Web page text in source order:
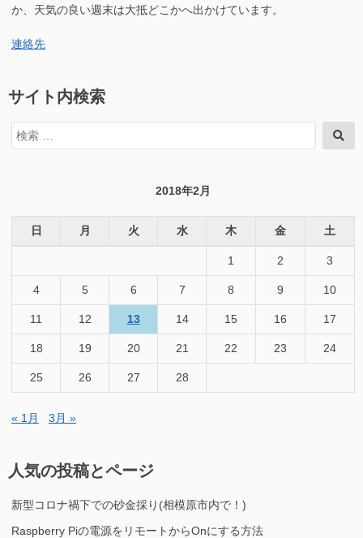
か、天気の良い週末は大抵どこかへ出かけています。
連絡先
サイト内検索
検
索
索
2018年2月
日 月 火 水 木 金 土
1 2 3
4 5 6 7 8 9 10
11 12 13 14 15 16 17
18 19 20 21 22 23 24
25 26 27 28
« 1月 3月 »
人気の投稿とページ
新型コロナ禍下での砂金採り(相模原市内で！)
Raspberry Piの電源をリモートからOnにする方法